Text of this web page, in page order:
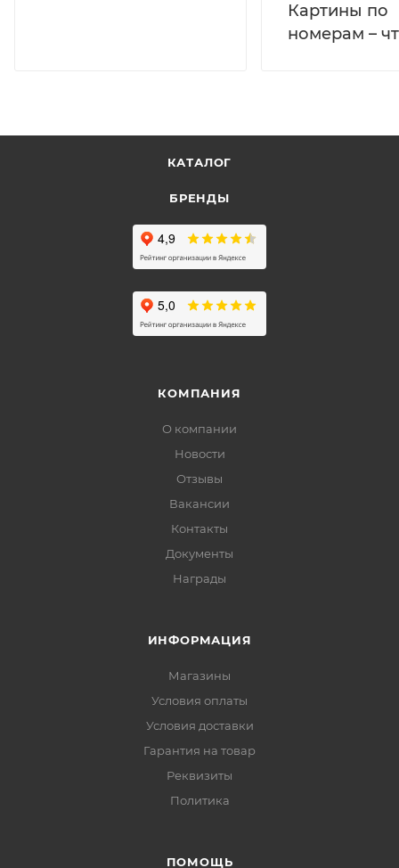
Картины по
номерам –
КАТАЛОГ
БРЕНДЫ
КОМПАНИЯ
О компании
Новости
Отзывы
Вакансии
Контакты
Документы
Награды
ИНФОРМАЦИЯ
Магазины
Условия оплаты
Условия доставки
Гарантия на товар
Реквизиты
Политика
ПОМОЩЬ